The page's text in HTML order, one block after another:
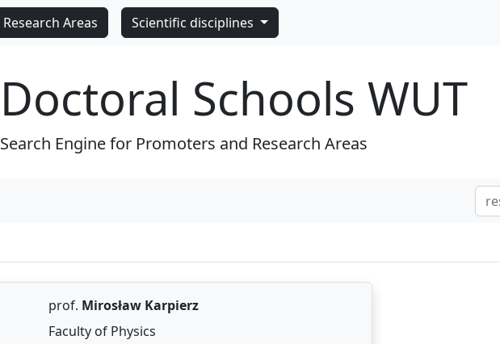
Research Areas Scientific disciplines
Doctoral Schools WUT
Search Engine for Promoters and Research Areas
prof. Mirosław Karpierz
Faculty of Physics